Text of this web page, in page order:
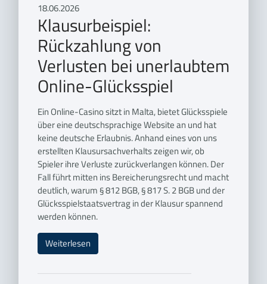
18.06.2026
Klausurbeispiel:
Rückzahlung von
Verlusten bei unerlaubtem
Online-Glücksspiel
Ein Online-Casino sitzt in Malta, bietet Glücksspiele
über eine deutschsprachige Website an und hat
keine deutsche Erlaubnis. Anhand eines von uns
erstellten Klausursachverhalts zeigen wir, ob
Spieler ihre Verluste zurückverlangen können. Der
Fall führt mitten ins Bereicherungsrecht und macht
deutlich, warum § 812 BGB, § 817 S. 2 BGB und der
Glücksspielstaatsvertrag in der Klausur spannend
werden können.
Weiterlesen